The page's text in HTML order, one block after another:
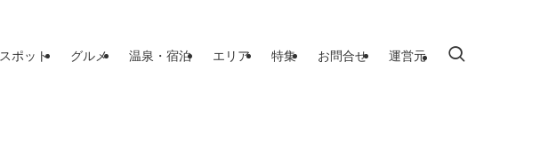
スポット グルメ 温泉・宿泊 エリア 特集 お問合せ 運営元